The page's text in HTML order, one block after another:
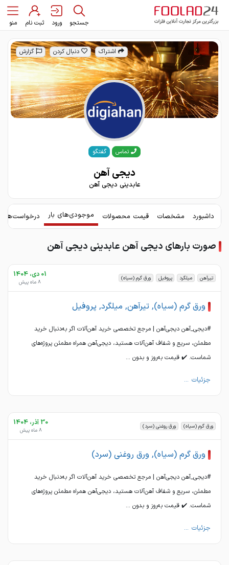
جستجو ورود ثبت نام منو
اشتراک دنبال کردن گزارش
تماس گفتگو
دیجی آهن
عابدینی دیجی آهن
داشبورد مشخصات قیمت محصولات موجودی‌های بار
صورت بارهای دیجی آهن عابدینی دیجی آهن
تیرآهن میلگرد پروفیل ورق گرم (سیاه) 01 دی، 1404
8 ماه پیش
ورق گرم (سیاه), تیرآهن, میلگرد, پروفیل
#دیجی_آهن دیجی‌آهن | مرجع تخصصی خرید آهن‌آلات اگر به‌دنبال خرید
مطمئن، سریع و شفاف آهن‌آلات هستید، دیجی‌آهن همراه مطمئن پروژه‌های
شماست. ✔️ قیمت به‌روز و بدون ...
جزئیات ...
ورق گرم (سیاه) ورق روغنی (سرد) 30 آذر، 1404
8 ماه پیش
ورق گرم (سیاه), ورق روغنی (سرد)
#دیجی_آهن دیجی‌آهن | مرجع تخصصی خرید آهن‌آلات اگر به‌دنبال خرید
مطمئن، سریع و شفاف آهن‌آلات هستید، دیجی‌آهن همراه مطمئن پروژه‌های
شماست. ✔️ قیمت به‌روز و بدون ...
جزئیات ...